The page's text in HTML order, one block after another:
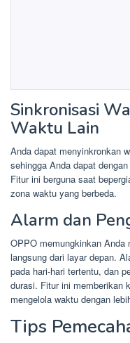
Sinkronisasi
Waktu Lain
Anda dapat menyinkronkan
sehingga Anda dapat
Fitur ini berguna saat
zona waktu yang berbeda.
Alarm dan
OPPO memungkinkan Anda
langsung dari layar depan.
pada hari-hari tertentu, dan
durasi. Fitur ini memberikan
mengelola waktu dengan
Tips